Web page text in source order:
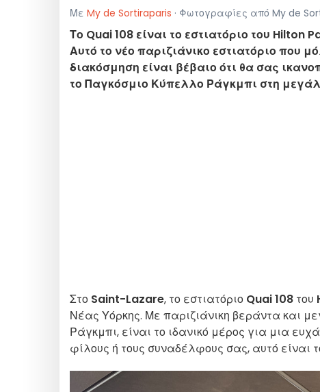
Με My de Sortiraparis · Φωτογραφίες από My de
Το Quai 108 είναι το εστιατόριο του
Αυτό το νέο παριζιάνικο εστιατόριο που
διακόσμηση είναι βέβαιο ότι θα σας
το Παγκόσμιο Κύπελλο Ράγκμπι στη
Στο Saint-Lazare, το εστιατόριο Quai 108 του
Νέας Υόρκης. Με παριζιάνικη βεράντα και
Ράγκμπι, είναι το ιδανικό μέρος για μια
φίλους ή τους συναδέλφους σας, αυτό είναι